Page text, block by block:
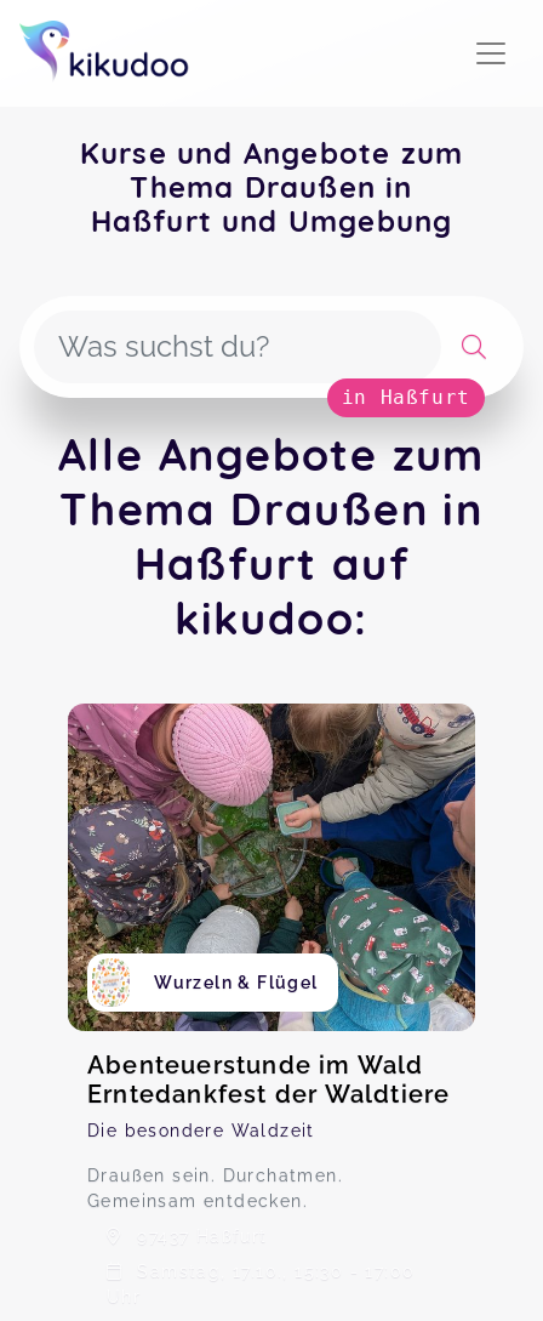
Kurse und Angebote zum
Thema Draußen in
Haßfurt und Umgebung
in Haßfurt
Alle Angebote zum
Thema Draußen in
Haßfurt auf
kikudoo:
Wurzeln & Flügel
Abenteuerstunde im Wald
Erntedankfest der Waldtiere
Die besondere Waldzeit
Draußen sein. Durchatmen.
Gemeinsam entdecken.
97437 Haßfurt
Samstag, 17.10., 15:30 - 17:00